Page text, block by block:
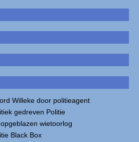
Willeke door politieagent
gedreven Politie
wietoorlog
Black Box